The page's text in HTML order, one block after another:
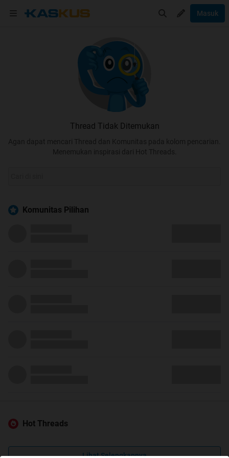
Masuk
Thread Tidak Ditemukan
Agan dapat mencari Thread dan Komunitas pada kolom pencarian.
Menemukan inspirasi dari Hot Threads.
Komunitas Pilihan
Hot Threads
Lihat Selengkapnya